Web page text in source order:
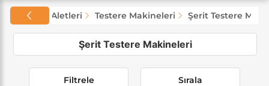
ve El Aletleri Testere Makineleri Şerit Testere
Şerit Testere Makineleri
Filtrele Sırala